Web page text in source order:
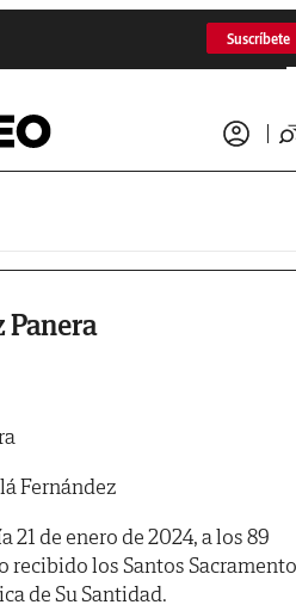
Suscríbete
Panera
Fernández
21 de enero de 2024, a los 89
recibido los Santos
de Su Santidad.